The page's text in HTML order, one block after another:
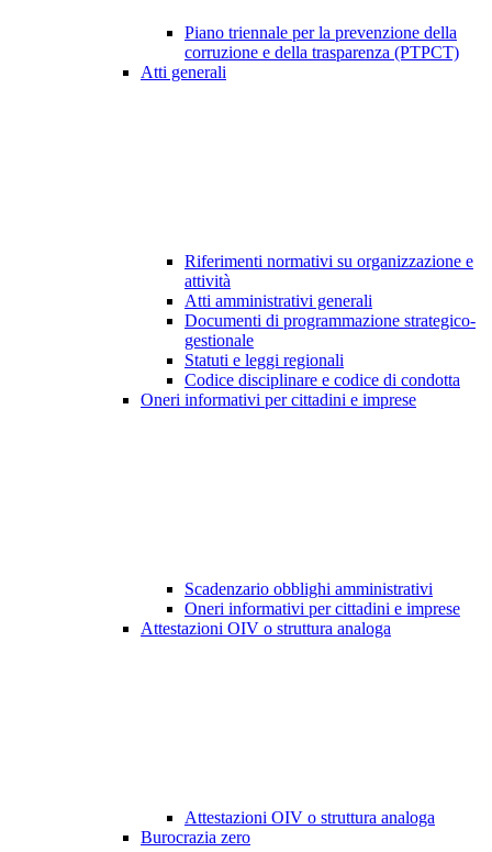
Piano triennale per la prevenzione della
corruzione e della trasparenza (PTPCT)
Atti generali
Riferimenti normativi su organizzazione e
attività
Atti amministrativi generali
Documenti di programmazione strategico-
gestionale
Statuti e leggi regionali
Codice disciplinare e codice di condotta
Oneri informativi per cittadini e imprese
Scadenzario obblighi amministrativi
Oneri informativi per cittadini e imprese
Attestazioni OIV o struttura analoga
Attestazioni OIV o struttura analoga
Burocrazia zero